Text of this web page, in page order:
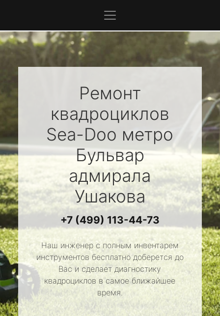
Ремонт
квадроциклов
Sea-Doo метро
Бульвар
адмирала
Ушакова
+7 (499) 113-44-73
Наш инженер с полным инвентарем
инструментов бесплатно доберется до
Вас и сделает диагностику
квадроциклов в самое ближайшее
время.